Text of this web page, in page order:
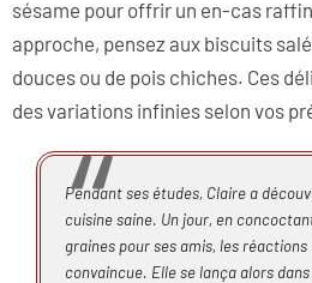
sésame pour offrir un en-cas
approche, pensez aux biscuits
douces ou de pois chiches. Ces
des variations infinies selon vos
Pendant ses études, Claire a
cuisine saine. Un jour, en
graines pour ses amis, les réactions
convaincue. Elle se lança alors